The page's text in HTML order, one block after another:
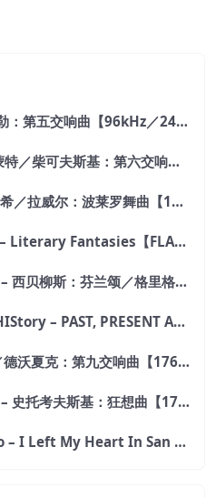
瓦莱里·捷杰耶夫 – 马勒：第五交响曲【96kHz／24bit】
Pierre Monteux – 蒙特／柴可夫斯基：第六交响曲【176.4kHz／24bit】
Charles Munch – 明希／拉威尔：波莱罗舞曲【176.4kHz／24bit】
Alexander Gadjiev – Literary Fantasies【FLAC 192】
Leonard Bernstein – 西贝柳斯：芬兰颂／格里格：培尔·金特组曲【44.1kHz／24bit】
Michael Jackson – HIStory – PAST, PRESENT AND FUTURE – BOOK I【96kHz／24bit】
Fritz Reiner – 莱纳／德沃夏克：第九交响曲【176.4kHz／24bit】
Leopold Stokowski – 史托考夫斯基：狂想曲【176.4kHz／24bit】
Massimo Farao’ Trio – I Left My Heart In San Francisco (2.8MHz DSD)【2.8MHz／1bit】